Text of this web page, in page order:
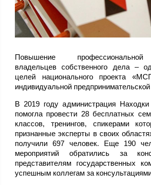
Повышение профессиональной
владельцев собственного дела –
целей национального проекта
индивидуальной
В 2019 году администрация Находки
помогла провести 28 бесплатных
классов, тренингов, спикерами
признанные эксперты в своих
получили 697 человек. Еще 190
мероприятий обратились за
представителям государственных
успешным коллегам за